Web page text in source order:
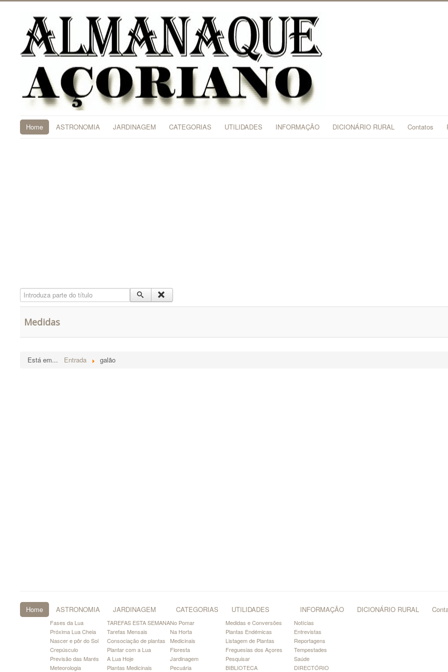
Home ASTRONOMIA JARDINAGEM CATEGORIAS UTILIDADES INFORMAÇÃO DICIONÁRIO RURAL Contatos
Introduza parte do título
Medidas
Está em... Entrada galão
Home ASTRONOMIA
Fases da Lua
Próxima Lua Cheia
Nascer e pôr do Sol
Crepúsculo
Previsão das Marés
Meteorologia
JARDINAGEM
TAREFAS ESTA SEMANA
Tarefas Mensais
Consociação de plantas
Plantar com a Lua
A Lua Hoje
Plantas Medicinais
CATEGORIAS
No Pomar
Na Horta
Medicinais
Floresta
Jardinagem
Pecuária
UTILIDADES
Medidas e Conversões
Plantas Endémicas
Listagem de Plantas
Freguesias dos Açores
Pesquisar
BIBLIOTECA
INFORMAÇÃO
Notícias
Entrevistas
Reportagens
Tempestades
Saúde
DIRECTÓRIO
DICIONÁRIO RURAL